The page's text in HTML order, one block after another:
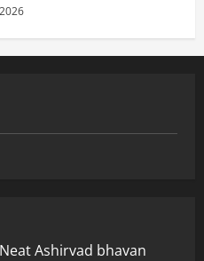
Ashirvad bhavan